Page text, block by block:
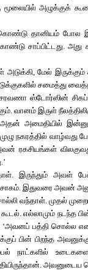
அழுக்குக்
தானியம் போல
சாப்பிட்டது. அது
அடுக்கி, மேல்
சமைத்து
ஸ்டோர்ஸின்
வானம் இருள்
அமைதியில்
நகரத்தில்
ரகசியங்கள்
இருந்தும் அவள்
இதுவரை அவன்
வந்தாள். முதல்
கூடல். எல்லாமும்
பத்தி சொல்ல
பின் பிறந்த